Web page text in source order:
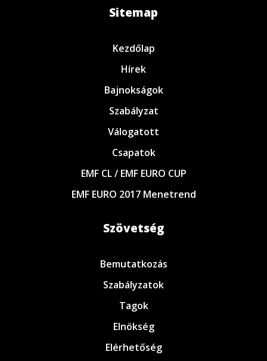
Sitemap
Kezdőlap
Hírek
Bajnokságok
Szabályzat
Válogatott
Csapatok
EMF CL / EMF EURO CUP
EMF EURO 2017 Menetrend
Szövetség
Bemutatkozás
Szabályzatok
Tagok
Elnökség
Elérhetőség